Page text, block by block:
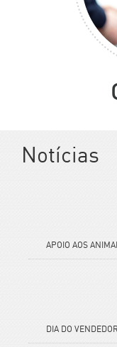
Notícias
APOIO AOS
DIA DO